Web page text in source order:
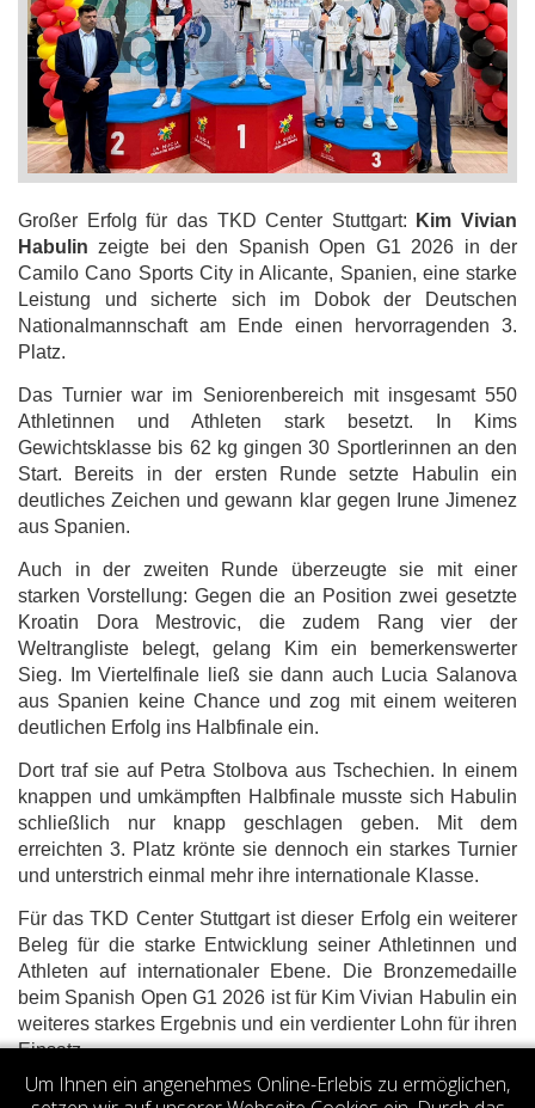
Großer Erfolg für das TKD Center Stuttgart:
Kim Vivian
Habulin zeigte bei den Spanish Open G1 2026 in der
Camilo Cano Sports City in Alicante, Spanien, eine starke
Leistung und sicherte sich im Dobok der Deutschen
Nationalmannschaft am Ende einen hervorragenden 3.
Platz.
Das Turnier war im Seniorenbereich mit insgesamt 550
Athletinnen und Athleten stark besetzt. In Kims
Gewichtsklasse bis 62 kg gingen 30 Sportlerinnen an den
Start. Bereits in der ersten Runde setzte Habulin ein
deutliches Zeichen und gewann klar gegen Irune Jimenez
aus Spanien.
Auch in der zweiten Runde überzeugte sie mit einer
starken Vorstellung: Gegen die an Position zwei gesetzte
Kroatin Dora Mestrovic, die zudem Rang vier der
Weltrangliste belegt, gelang Kim ein bemerkenswerter
Sieg. Im Viertelfinale ließ sie dann auch Lucia Salanova
aus Spanien keine Chance und zog mit einem weiteren
deutlichen Erfolg ins Halbfinale ein.
Dort traf sie auf Petra Stolbova aus Tschechien. In einem
knappen und umkämpften Halbfinale musste sich Habulin
schließlich nur knapp geschlagen geben. Mit dem
erreichten 3. Platz krönte sie dennoch ein starkes Turnier
und unterstrich einmal mehr ihre internationale Klasse.
Für das TKD Center Stuttgart ist dieser Erfolg ein weiterer
Beleg für die starke Entwicklung seiner Athletinnen und
Athleten auf internationaler Ebene. Die Bronzemedaille
beim Spanish Open G1 2026 ist für Kim Vivian Habulin ein
weiteres starkes Ergebnis und ein verdienter Lohn für ihren
Einsatz.
Votes 0.00 (0 votes)
Um Ihnen ein angenehmes Online-Erlebis zu ermöglichen,